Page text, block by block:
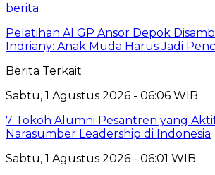
berita
Pelatihan AI GP Ansor Depok
Indriany: Anak Muda Harus Jadi
Berita Terkait
Sabtu, 1 Agustus 2026 - 06:06 WIB
7 Tokoh Alumni Pesantren yang
Narasumber Leadership di Indonesia
Sabtu, 1 Agustus 2026 - 06:01 WIB